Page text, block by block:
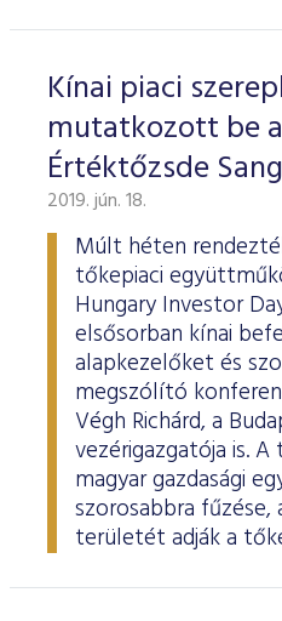
Kínai piaci
mutatkozott be
Értéktőzsde
2019. jún. 18.
Múlt héten
tőkepiaci
Hungary Investor
elsősorban kínai
alapkezelőket és
megszólító
Végh Richárd, a
vezérigazgatója is.
magyar gazdasági
szorosabbra
területét adják a